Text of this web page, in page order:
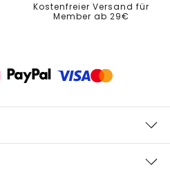
Kostenfreier Versand für
Member ab 29€